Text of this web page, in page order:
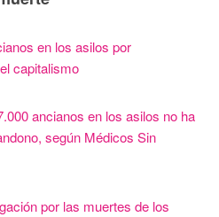
en los asilos por
capitalismo
ancianos en los asilos no ha
según Médicos Sin
por las muertes de los